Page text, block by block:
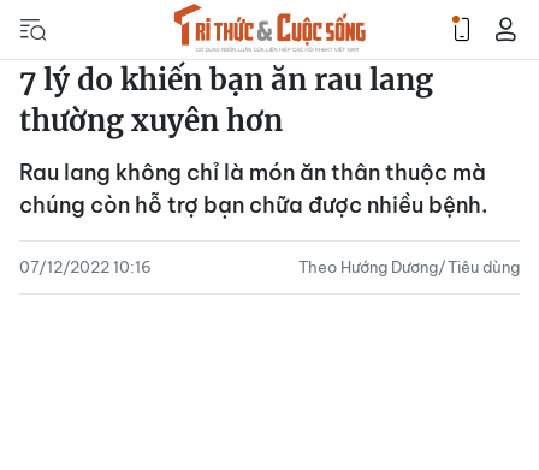
7 lý do khiến bạn ăn rau lang
thường xuyên hơn
Rau lang không chỉ là món ăn thân thuộc mà
chúng còn hỗ trợ bạn chữa được nhiều bệnh.
07/12/2022 10:16 Theo Hướng Dương/Tiêu dùng